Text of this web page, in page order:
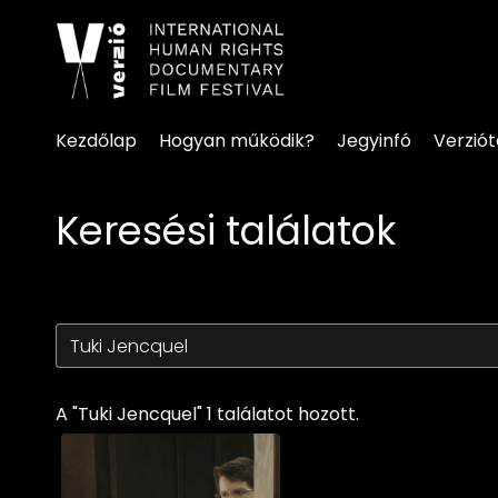
Kisegítő lehetőségek linkek
Kezdőlap Hogyan működik? Jegyinfó
Keresési találatok
A "Tuki Jencquel" 1 találatot hozott.